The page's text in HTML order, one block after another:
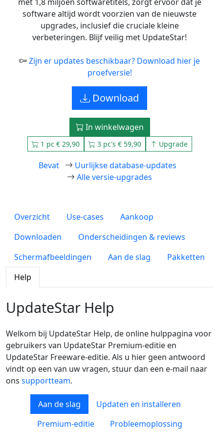
software altijd wordt voorzien van de nieuwste
upgrades, inclusief die cruciale kleine
verbeteringen. Blijf veilig met UpdateStar!
Zijn er updates beschikbaar? Download hier je
proefversie!
Download
In winkelwagen
1 pc € 29,90 3 pc's € 59,90 Upgrade
Bevat
Uurlijkse database-updates
Alle versie-upgrades
Overzicht Use-cases
Aankoop
Downloaden
Onderscheidingen & reviews
Schermafbeeldingen
Aan de slag
Pakketten
Help
UpdateStar Help
Welkom bij UpdateStar Help, de online hulppagina voor
gebruikers van UpdateStar Premium-editie en
UpdateStar Freeware-editie. Als u hier geen antwoord
vindt op een van uw vragen, stuur dan een e-mail naar
ons supportteam.
Aan de slag
Updaten en installeren
Premium-editie
Probleemoplossing